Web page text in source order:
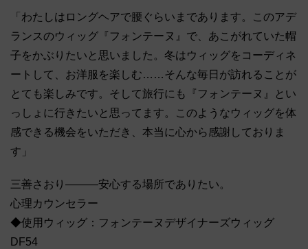
「わたしはロングヘアで腰ぐらいまであります。このアデ
ランスのウィッグ『フォンテーヌ』で、あこがれていた帽
子をかぶりたいと思いました。冬はウィッグをコーディネ
ートして、お洋服を楽しむ……そんな毎日が訪れることが
とても楽しみです。そして旅行にも『フォンテーヌ』とい
っしょに行きたいと思ってます。このようなウィッグを体
感できる機会をいただき、本当に心から感謝しておりま
す」
三善さおり―――安心する場所でありたい。
心理カウンセラー
◆使用ウィッグ：フォンテーヌデザイナーズウィッグ
DF54